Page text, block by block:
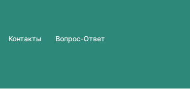
Контакты
Вопрос-Ответ